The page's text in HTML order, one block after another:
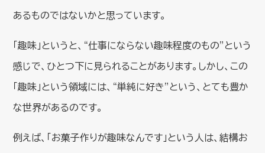
あるものではないかと思っています。
「趣味」というと、“仕事にならない趣味程度のもの”という
感じで、ひとつ下に見られることがあります。しかし、この
「趣味」という領域には、“単純に好き”という、とても豊か
な世界があるのです。
例えば、「お菓子作りが趣味なんです」という人は、結構お